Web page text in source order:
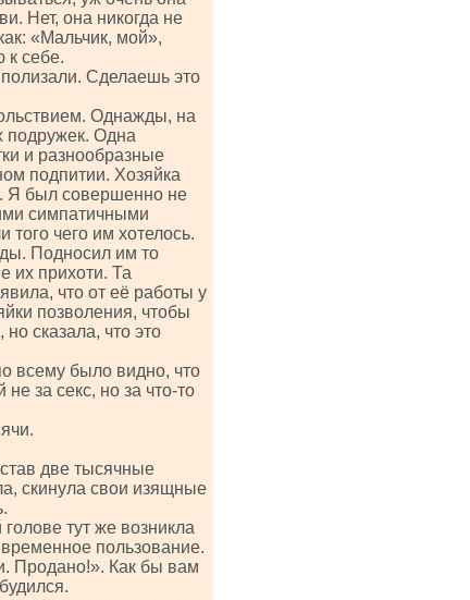
Нет, она никогда не
«Мальчик, мой»,
к себе.
Сделаешь это
Однажды, на
подружек. Одна
и разнообразные
подпитии. Хозяйка
Я был совершенно не
симпатичными
чего им хотелось.
Подносил им то
их прихоти. Та
что от её работы у
позволения, чтобы
сказала, что это
всему было видно, что
за секс, но за что-то
две тысячные
скинула свои изящные
тут же возникла
пользование.
Продано!». Как бы вам